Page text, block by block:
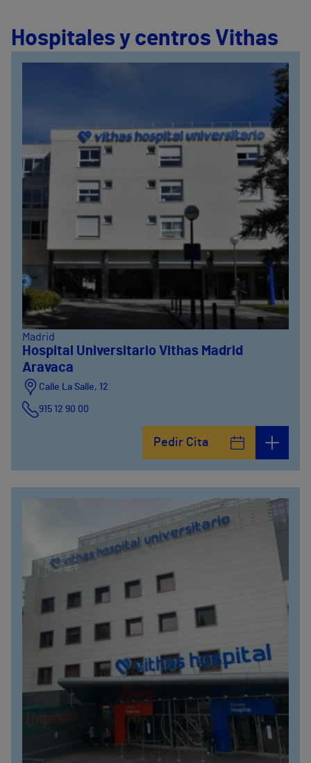
Hospitales y centros Vithas
Madrid
Hospital Universitario Vithas Madrid
Aravaca
Calle La Salle, 12
915 12 90 00
Pedir Cita